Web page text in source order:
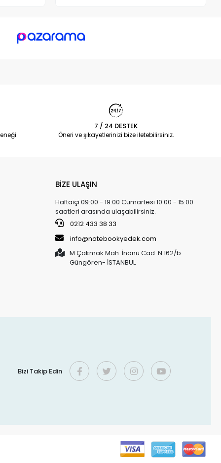
7 / 24 DESTEK
Öneri ve şikayetlerinizi bize iletebilirsiniz.
BİZE ULAŞIN
Haftaiçi 09:00 - 19:00 Cumartesi 10:00 - 15:00
saatleri arasında ulaşabilirsiniz.
0212 433 38 33
info@notebookyedek.com
M.Çakmak Mah. İnönü Cad. N.162/b
Güngören- İSTANBUL
Bizi Takip Edin